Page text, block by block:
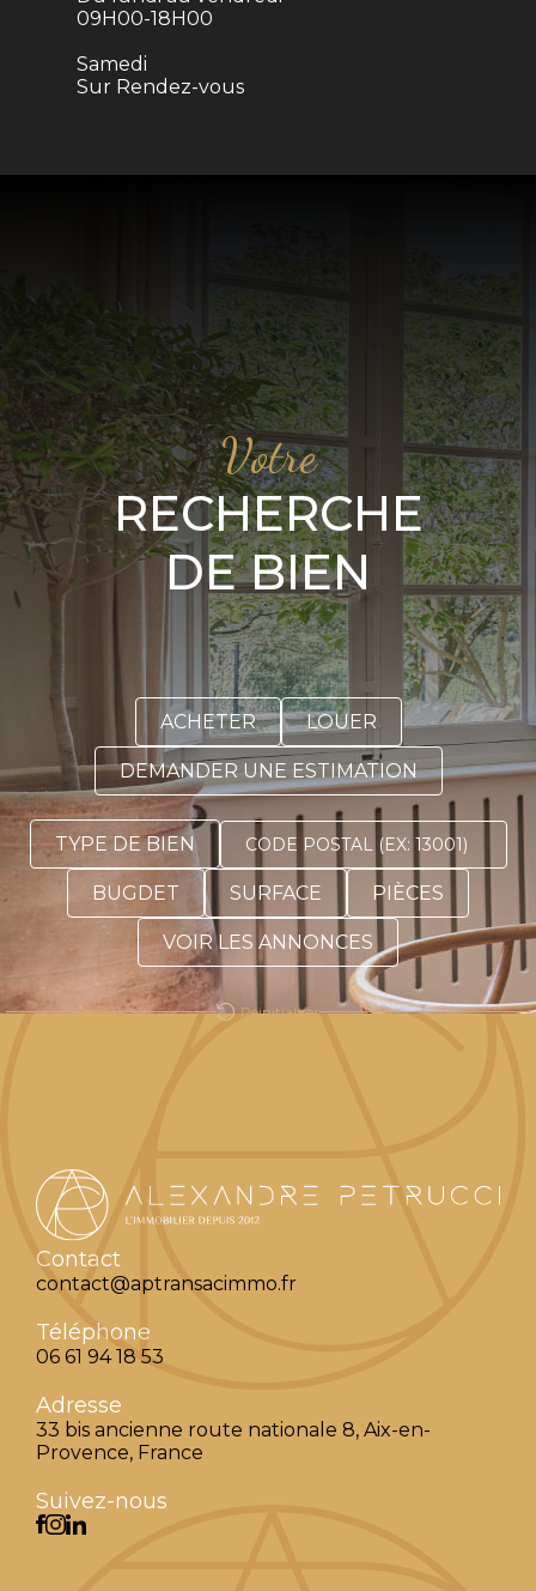
09H00-18H00
Samedi
Sur Rendez-vous
Votre
RECHERCHE
DE BIEN
ACHETER LOUER
DEMANDER UNE ESTIMATION
TYPE DE BIEN
BUGDET SURFACE PIÈCES
VOIR LES ANNONCES
Réinitialiser
Contact
contact@aptransacimmo.fr
Téléphone
06 61 94 18 53
Adresse
33 bis ancienne route nationale 8, Aix-en-
Provence, France
Suivez-nous